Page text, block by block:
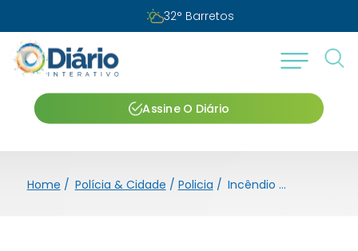
32° Barretos
Assine O Diário
Home / Polícia & Cidade / Policia / Incêndio causa danos em veículo na Região dos Lagos